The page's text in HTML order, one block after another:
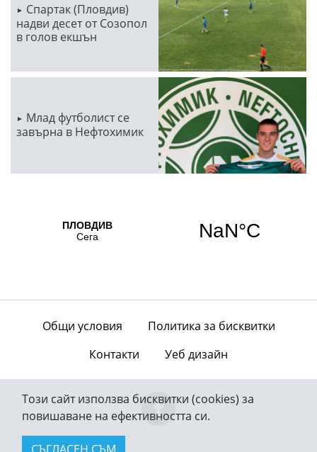
Спартак (Пловдив)
надви десет от Созопол
в голов екшън
Млад футболист се
завърна в Нефтохимик
Общи условия
Политика за бисквитки
Контакти
Уеб дизайн
Този сайт използва бисквитки (cookies) за
повишаване на ефективността си.